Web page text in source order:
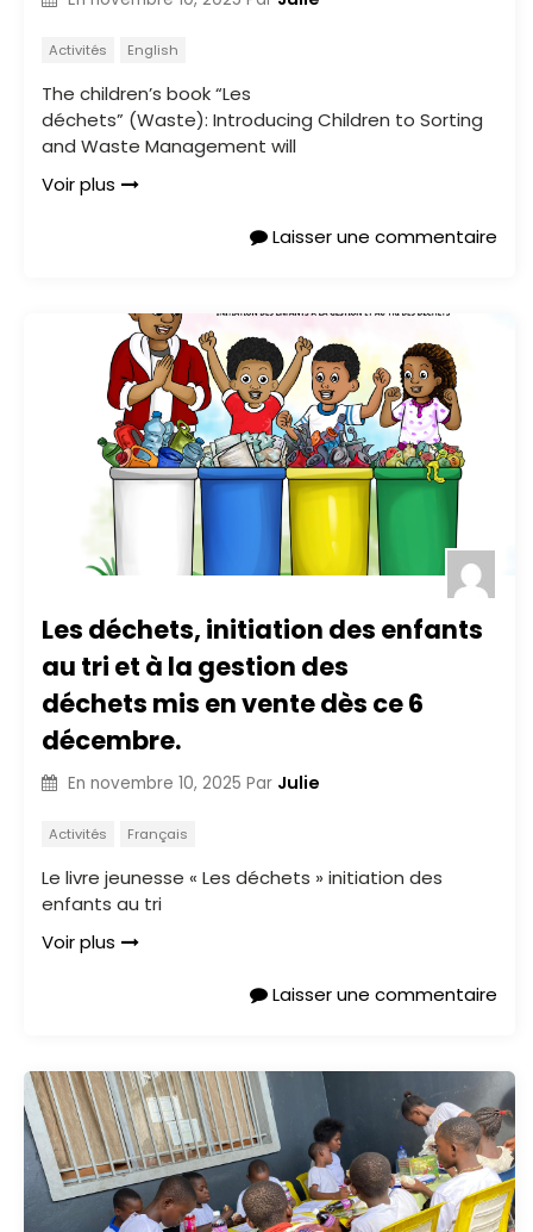
Activités English
The children’s book “Les
déchets” (Waste): Introducing Children to Sorting
and Waste Management will
Voir plus
Laisser une commentaire
Les déchets, initiation des enfants
au tri et à la gestion des
déchets mis en vente dès ce 6
décembre.
En novembre 10, 2025 Par Julie
Activités Français
Le livre jeunesse « Les déchets » initiation des
enfants au tri
Voir plus
Laisser une commentaire